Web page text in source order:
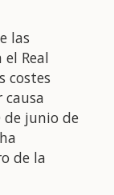
las
Real
costes
de junio de
de la